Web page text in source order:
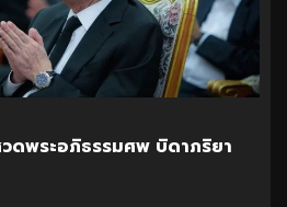
ดพระอภิธรรมศพ บิดาภริยา